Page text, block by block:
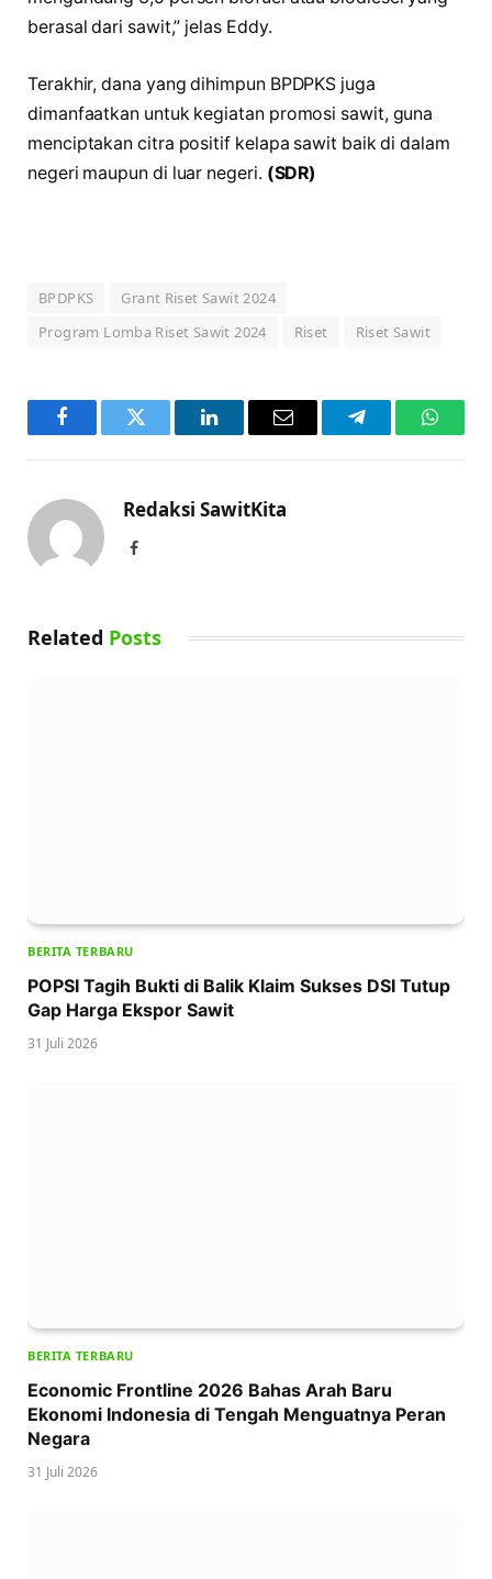
berasal dari sawit,” jelas Eddy.
Terakhir, dana yang dihimpun BPDPKS juga
dimanfaatkan untuk kegiatan promosi sawit, guna
menciptakan citra positif kelapa sawit baik di dalam
negeri maupun di luar negeri. (SDR)
BPDPKS
Grant Riset Sawit 2024
Program Lomba Riset Sawit 2024
Riset Riset Sawit
FacebookTwitter LinkedInEmail Telegram
Redaksi SawitKita
Facebook
Related Posts
BERITA TERBARU
POPSI Tagih Bukti di Balik Klaim Sukses DSI Tutup
Gap Harga Ekspor Sawit
31 Juli 2026
BERITA TERBARU
Economic Frontline 2026 Bahas Arah Baru
Ekonomi Indonesia di Tengah Menguatnya Peran
Negara
31 Juli 2026